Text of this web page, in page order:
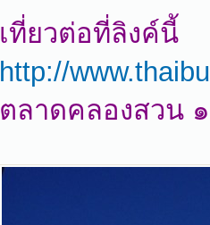
เที่ยวต่อที่ลิงค์นี้
http://
ตลาดคลองสวน